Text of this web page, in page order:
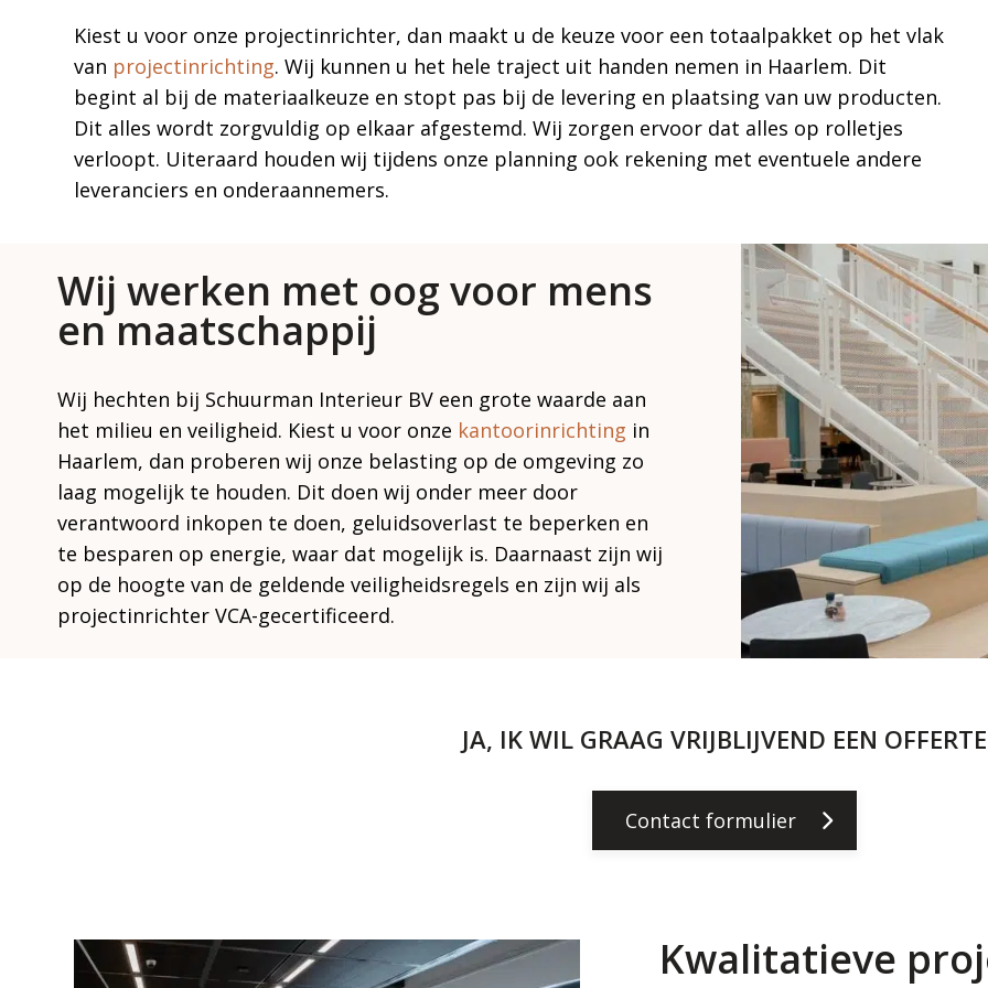
Kiest u voor onze projectinrichter, dan maakt u de keuze voor een totaalpakket op het vlak
van projectinrichting. Wij kunnen u het hele traject uit handen nemen in Haarlem. Dit
begint al bij de materiaalkeuze en stopt pas bij de levering en plaatsing van uw producten.
Dit alles wordt zorgvuldig op elkaar afgestemd. Wij zorgen ervoor dat alles op rolletjes
verloopt. Uiteraard houden wij tijdens onze planning ook rekening met eventuele andere
leveranciers en onderaannemers.
Wij werken met oog voor mens
en maatschappij
Wij hechten bij Schuurman Interieur BV een grote waarde aan
het milieu en veiligheid. Kiest u voor onze kantoorinrichting in
Haarlem, dan proberen wij onze belasting op de omgeving zo
laag mogelijk te houden. Dit doen wij onder meer door
verantwoord inkopen te doen, geluidsoverlast te beperken en
te besparen op energie, waar dat mogelijk is. Daarnaast zijn wij
op de hoogte van de geldende veiligheidsregels en zijn wij als
projectinrichter VCA-gecertificeerd.
JA, IK WIL GRAAG VRIJBLIJVEND EEN OFFERTE
Contact formulier
Kwalitatieve